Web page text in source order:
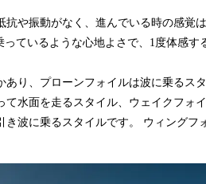
や振動がなく、進んでいる時の感覚
っているような心地よさで、1度体感
あり、プローンフォイルは波に乗るス
て水面を走るスタイル、ウェイクフォ
波に乗るスタイルです。 ウィングフ